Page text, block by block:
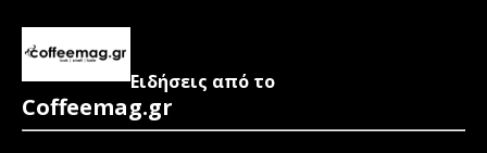
Ειδήσεις από το
Coffeemag.gr